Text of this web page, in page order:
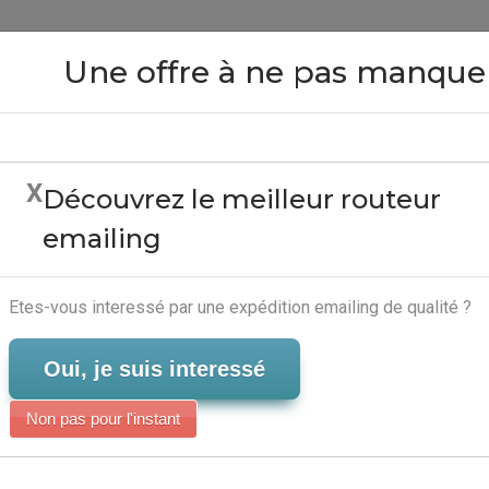
Idisk -
Marketing
Serveur-Emailing
Close
Une offre à ne pas
XDécouvrez le meilleur routeur
emailing
Etes-vous interessé par une expédition emailing de qualité ?
Oui, je suis interessé
Non pas pour l'instant